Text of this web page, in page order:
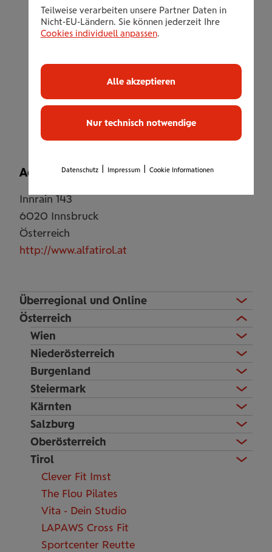
Überregional und Online
Österreich
Wien
Niederösterreich
Burgenland
Steiermark
Kärnten
Salzburg
Oberösterreich
Tirol
Clever Fit Imst
The Flou Pilates
Vita - Dein Studio
LAPAWS Cross Fit
Sportcenter Reutte
eigner Damen Trainingsbereich
Power Plate Training
Pilates, Iron Pump, Aqua Gym, uvm.
20 Meter Edelstahlpool
Sauna, Dampfbad, Whirlpool Relaxzone,
Adresse
Innrain 143
6020 Innsbruck
Österreich
http://www.alfatirol.at
Teilweise verarbeiten unsere Partner Daten in
Nicht-EU-Ländern. Sie können jederzeit Ihre
Cookies individuell anpassen.
Nur technisch notwendige
Alle akzeptieren
Datenschutz Impressum Cookie Informationen